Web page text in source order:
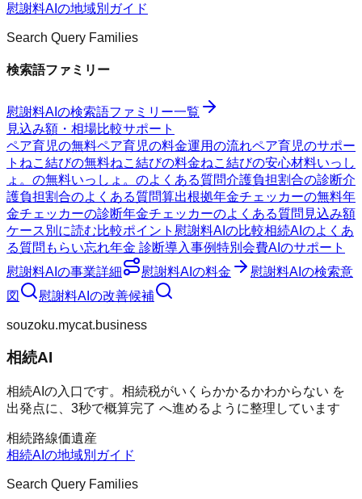
慰謝料AI の地域別ガイド
Search Query Families
検索語ファミリー
慰謝料AI の検索語ファミリー一覧
見込み額・相場比較サポート
ペア育児の無料ペア育児の料金運用の流れペア育児のサポー
ト ねこ結びの無料ねこ結びの料金ねこ結びの安心材料いっし
ょ。の無料いっしょ。のよくある質問介護負担割合の診断介
護負担割合のよくある質問算出根拠年金チェッカーの無料年
金チェッカーの診断年金チェッカーのよくある質問 見込み額
ケース別に読む比較ポイント 慰謝料AIの比較相続AIのよくあ
る質問 もらい忘れ年金 診断導入事例特別会費AIのサポート
慰謝料AI の事業詳細 慰謝料AI の料金 慰謝料AI の検索意
図
慰謝料AI の改善候補
souzoku.mycat.business
相続AI
相続AIの入口です。相続税がいくらかかるかわからない を
出発点に、3秒で概算完了 へ進めるように整理しています
相続路線価遺産
相続AI の地域別ガイド
Search Query Families